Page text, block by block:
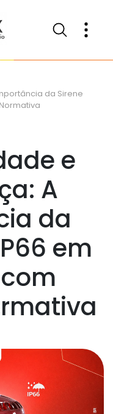
da Sirene
e
A
da
em